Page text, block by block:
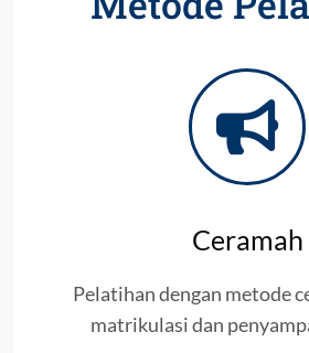
Ceramah
Pelatihan dengan metode
matrikulasi dan